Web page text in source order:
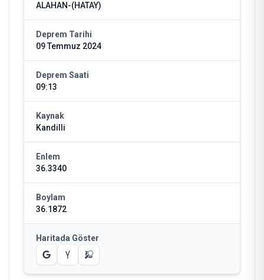
ALAHAN-(HATAY)
Deprem Tarihi
09 Temmuz 2024
Deprem Saati
09:13
Kaynak
Kandilli
Enlem
36.3340
Boylam
36.1872
Haritada Göster